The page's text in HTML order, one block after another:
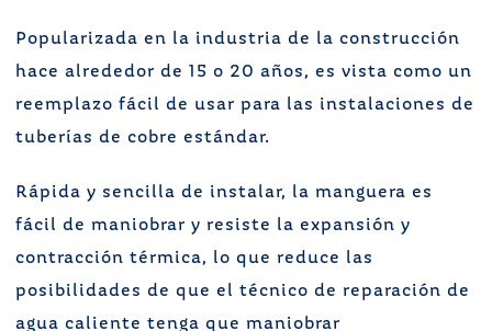
Popularizada en la industria de la construcción
hace alrededor de 15 o 20 años, es vista como un
reemplazo fácil de usar para las instalaciones de
tuberías de cobre estándar.
Rápida y sencilla de instalar, la manguera es
fácil de maniobrar y resiste la expansión y
contracción térmica, lo que reduce las
posibilidades de que el técnico de reparación de
agua caliente tenga que maniobrar